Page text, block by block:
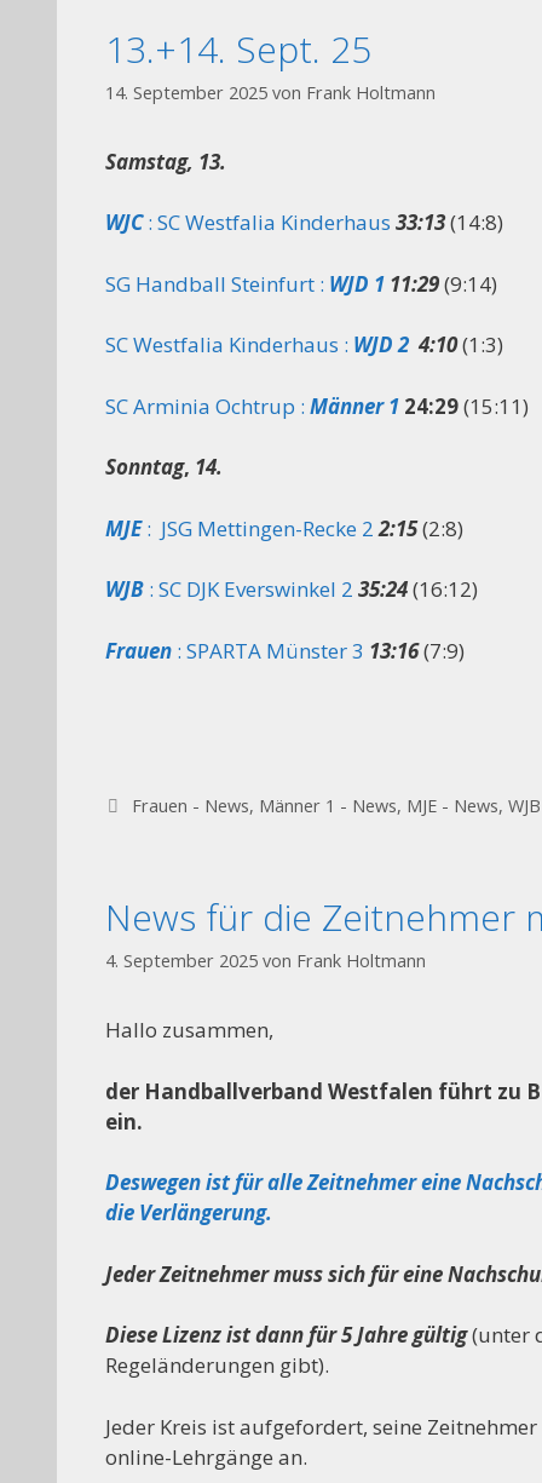
13.+14. Sept. 25
14. September 2025 von Frank Holtmann
Samstag, 13.
WJC: SC Westfalia Kinderhaus 33:13(14:8)
SG Handball Steinfurt : WJD 1 11:29(9:14)
SC Westfalia Kinderhaus : WJD 2 4:10(1:3)
SC Arminia Ochtrup : Männer 1 24:29(15:11)
Sonntag, 14.
MJE: JSG Mettingen-Recke 2 2:15(2:8)
WJB : SC DJK Everswinkel 2 35:24(16:12)
Frauen : SPARTA Münster 3 13:16(7:9)
Kategorien
Frauen - News, Männer 1 - News, MJE - News,
News für die Zeitnehmer
4. September 2025 von Frank Holtmann
Hallo zusammen,
der Handballverband Westfalen führt zu
ein.
Deswegen ist für alle Zeitnehmer eine
die Verlängerung.
Jeder Zeitnehmer muss sich für eine
Diese Lizenz ist dann für 5 Jahre gültig(unter
Regeländerungen gibt).
Jeder Kreis ist aufgefordert, seine
online-Lehrgänge an.